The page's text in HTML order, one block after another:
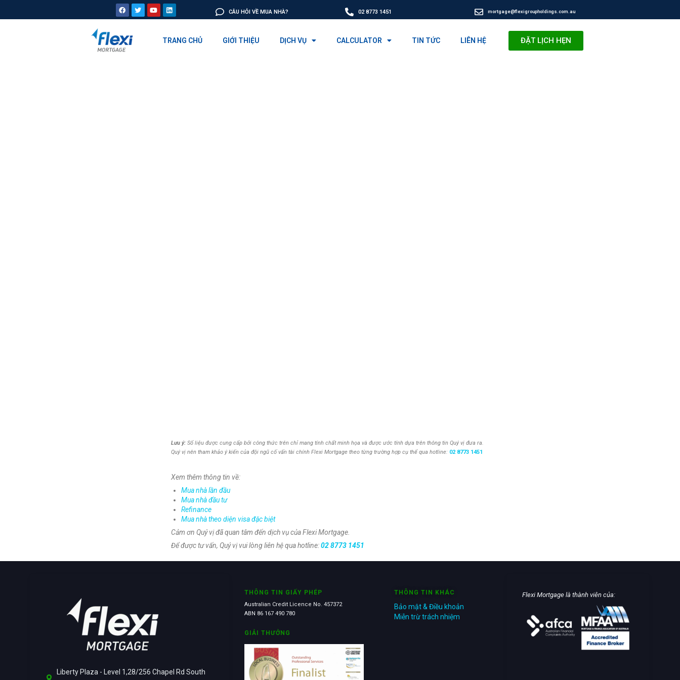
CÂU HỎI VỀ MUA NHÀ? 02 8773 1451 mortgage@flexigroupholdings.com.au
TRANG CHỦ GIỚI THIỆU DỊCH VỤ CALCULATOR TIN TỨC LIÊN HỆ ĐẶT LỊCH HẸN
Lưu ý: Số liệu được cung cấp bởi công thức trên chỉ mang tính chất minh họa và được ước tính dựa trên thông tin Quý vị đưa ra.
Quý vị nên tham khảo ý kiến của đội ngũ cố vấn tài chính Flexi Mortgage theo từng trường hợp cụ thể qua hotline: 02 8773 1451
Xem thêm thông tin về:
Mua nhà lần đầu
Mua nhà đầu tư
Refinance
Mua nhà theo diện visa đặc biệt
Cảm ơn Quý vị đã quan tâm đến dịch vụ của Flexi Mortgage.
Để được tư vấn, Quý vị vui lòng liên hệ qua hotline:02 8773 1451
Liberty Plaza - Level 1,28/256 Chapel Rd South
THÔNG TIN GIẤY PHÉP
Australian Credit Licence No. 457372
ABN 86 167 490 780
GIẢI THƯỞNG
THÔNG TIN KHÁC
Bảo mật & Điều khoản
Miễn trừ trách nhiệm
Flexi Mortgage là thành viên của: